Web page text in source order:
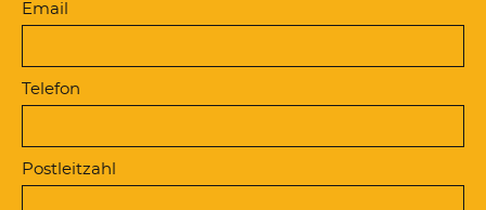
personalisieren
benutzt werden
Email
Telefon
Postleitzahl